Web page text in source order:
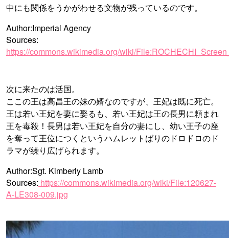
中にも関係をうかがわせる文物が残っているのです。
Author:Imperial Agency
Sources:
https://commons.wikimedia.org/wiki/
次に来たのは活国。
ここの王は高昌王の妹の婿なのですが、王妃は既に死亡。
王は若い王妃を妻に娶るも、若い王妃は王の長男に頼まれ
王を毒殺！長男は若い王妃を自分の妻にし、幼い王子の座
を奪って王位につくというハムレットばりのドロドロのド
ラマが繰り広げられます。
Author:Sgt. Kimberly Lamb
Sources: https://commons.wikimedia.org/wiki/File:120627-
A-LE308-009.jpg